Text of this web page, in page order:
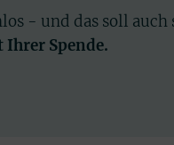
- und das soll
Ihrer Spende.